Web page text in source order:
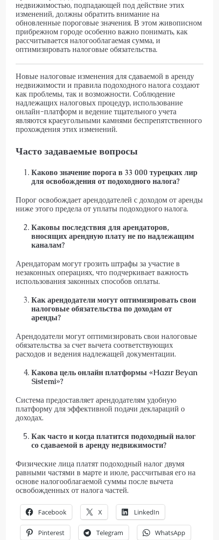
недвижимостью, подпадающей под действие этих
изменений, должны обратить внимание на
обновленные пороговые значения. В этом живописном
прибрежном городе особенно важно понимать, как
рассчитывается налогооблагаемая сумма, и
оптимизировать налоговые обязательства.
Новые налоговые изменения для сдаваемой в аренду
недвижимости и правила подоходного налога создают
как проблемы, так и возможности. Соблюдение
надлежащих налоговых процедур, использование
онлайн-платформ и ведение тщательного учета
являются краеугольными камнями беспрепятственного
прохождения этих изменений.
Часто задаваемые вопросы
Каково значение порога в 33 000 турецких лир
для освобождения от подоходного налога?
Порог освобождает арендодателей с доходом от аренды
ниже этого предела от уплаты подоходного налога.
Каковы последствия для арендаторов,
вносящих арендную плату не по надлежащим
каналам?
Арендаторам могут грозить штрафы за участие в
незаконных операциях, что подчеркивает важность
использования законных способов оплаты.
Как арендодатели могут оптимизировать свои
налоговые обязательства по доходам от
аренды?
Арендодатели могут оптимизировать свои налоговые
обязательства за счет вычета соответствующих
расходов и ведения надлежащей документации.
Какова цель онлайн платформы «Hazır Beyan
Sistemi»?
Система предоставляет арендодателям удобную
платформу для эффективной подачи деклараций о
доходах.
Как часто и когда платится подоходный налог
со сдаваемой в аренду недвижимости?
Физические лица платят подоходный налог двумя
равными частями в марте и июле, рассчитывая его на
основе налогооблагаемой суммы после вычета
освобожденных от налога частей.
Facebook X LinkedIn
Pinterest Telegram WhatsApp